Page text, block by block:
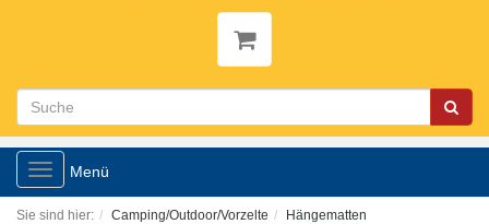
Toggle
navigation
Menü
Sie sind hier: Camping/Outdoor/Vorzelte Hängematten